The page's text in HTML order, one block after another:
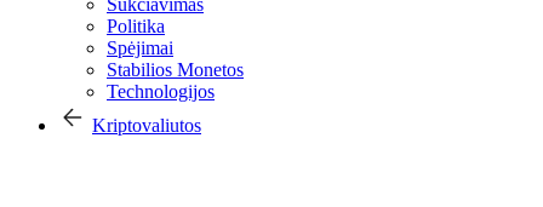
Sukčiavimas
Politika
Spėjimai
Stabilios Monetos
Technologijos
Kriptovaliutos